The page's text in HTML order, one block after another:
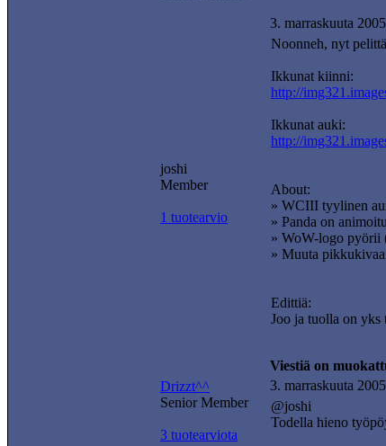
joshi
Member
1 tuotearvio
3. marraskuuta
Noonneh, nyt
Ikkunat kiinni:
http://
Ikkunat auki:
http://
About:
» WCIII tyylinen
» Panda on animoitu
» WoW-logo pyörii
» Muuta
Edittiä:
Joo ja tuolla on
Viestiä on
Drizzt^^
Senior Member
3 tuotearviota
3. marraskuuta
@joshi
Todella hieno